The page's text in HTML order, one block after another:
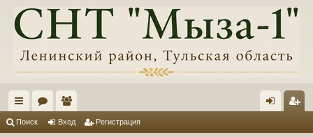
с ол
Поиск Вход Регистрация